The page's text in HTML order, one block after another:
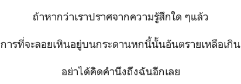
ถ้าหากว่าเราปราศจากความรู้สึกใด ๆแล้ว
การที่จะลอยเหินอยู่บนกระดานหกนี้นั้นอันตรายเหลือเกิน
อย่าได้คิดคำนึงถึงฉันอีกเลย